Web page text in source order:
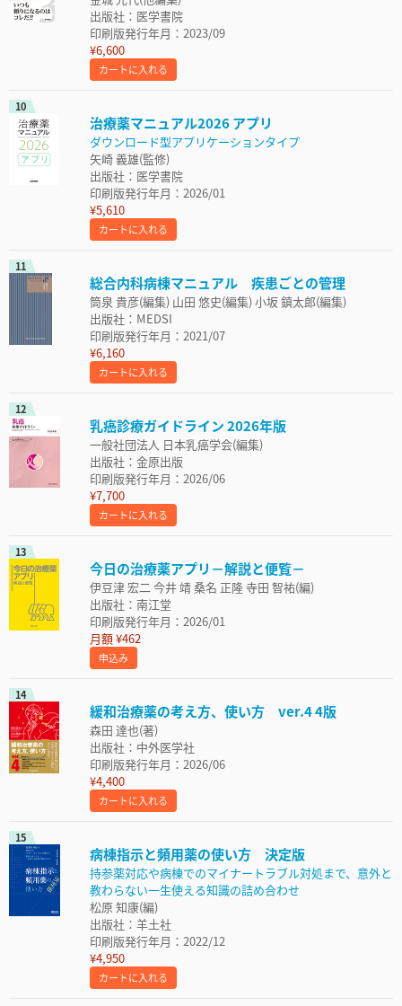
出版社：医学書院
印刷版発行年月：2023/09
¥6,600
カートに入れる
10
治療薬マニュアル2026 アプリ
ダウンロード型アプリケーションタイプ
矢崎 義雄(監修)
出版社：医学書院
印刷版発行年月：2026/01
¥5,610
カートに入れる
11
総合内科病棟マニュアル 疾患ごとの管理
筒泉 貴彦(編集) 山田 悠史(編集) 小坂 鎮太郎(編集)
出版社：MEDSI
印刷版発行年月：2021/07
¥6,160
カートに入れる
12
乳癌診療ガイドライン 2026年版
一般社団法人 日本乳癌学会(編集)
出版社：金原出版
印刷版発行年月：2026/06
¥7,700
カートに入れる
13
今日の治療薬アプリ－解説と便覧－
伊豆津 宏二 今井 靖 桑名 正隆 寺田 智祐(編)
出版社：南江堂
印刷版発行年月：2026/01
月額 ¥462
申込み
14
緩和治療薬の考え方、使い方 ver.4 4版
森田 達也(著)
出版社：中外医学社
印刷版発行年月：2026/06
¥4,400
カートに入れる
15
病棟指示と頻用薬の使い方 決定版
持参薬対応や病棟でのマイナートラブル対処まで、意外と
教わらない一生使える知識の詰め合わせ
松原 知康(編)
出版社：羊土社
印刷版発行年月：2022/12
¥4,950
カートに入れる